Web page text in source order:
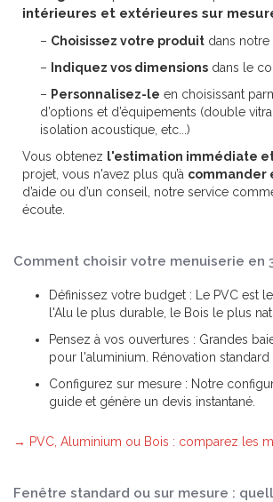
intérieures et extérieures sur
– Choisissez votre produit dans
–
Indiquez vos dimensions dans le
– Personnalisez-le en choisissant
d’options et d’équipements (double
isolation acoustique, etc...)
Vous obtenez l'estimation immédiate
projet, vous n'avez plus qu’à commander
d’aide ou d’un conseil, notre service
écoute.
Comment choisir votre menuiserie en
Définissez votre budget : Le PVC est
l'Alu le plus durable, le Bois le plus
Pensez à vos ouvertures : Grandes
pour l'aluminium. Rénovation standard
Configurez sur mesure : Notre
guide et génère un devis instantané.
→ PVC, Aluminium ou Bois : comparez les
Fenêtre standard ou sur mesure :